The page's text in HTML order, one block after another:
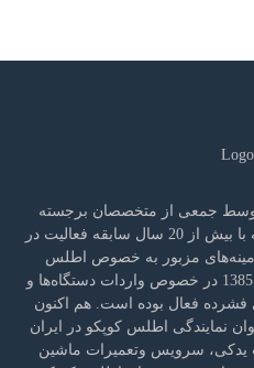
جمعی از متخصصان برجسته
صنایع هوای فشرده و صنایع وابسته با بیش از 20 سال سابقه فعالیت در
مزبور به خصوص اطلس
کوپکو شکل گرفته است، از سال 1385 در خصوص واردات دستگاه‌ها و
فشرده فعال بوده است. هم اکنون
نمایندگی اطلس کوپکو در ایران
یدکی، سرویس وتعمیرات ماشین